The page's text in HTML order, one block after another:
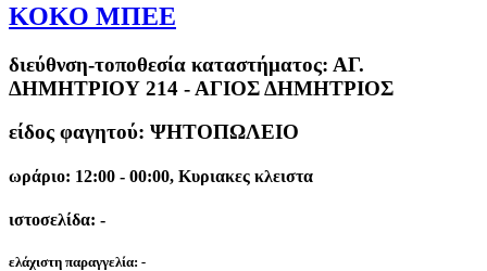
ΚΟΚΟ ΜΠΕΕ
διεύθνση-τοποθεσία καταστήματος: ΑΓ.
ΔΗΜΗΤΡΙΟΥ 214 - ΑΓΙΟΣ ΔΗΜΗΤΡΙΟΣ
είδος φαγητού: ΨΗΤΟΠΩΛΕΙΟ
ωράριο: 12:00 - 00:00, Κυριακες κλειστα
ιστοσελίδα: -
ελάχιστη παραγγελία: -